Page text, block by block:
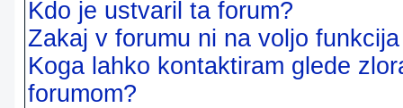
Kdo je ustvaril ta forum?
Zakaj v forumu ni na voljo
Koga lahko kontaktiram glede
forumom?